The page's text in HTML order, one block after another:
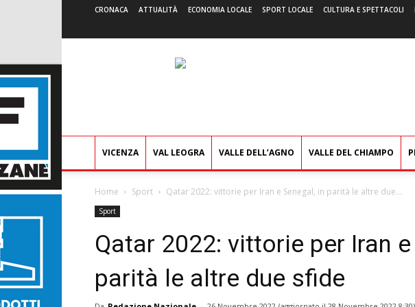
CRONACA ATTUALITÀ ECONOMIA LOCALE SPORT LOCALE CULTURA E SPETTACOLI
VICENZA VAL LEOGRA VALLE DELL’AGNO VALLE DEL CHIAMPO
Home Sport Qatar 2022: vittorie per Iran e Senegal, in parità le altre due...
Sport
Qatar 2022: vittorie per Iran e
parità le altre due sfide